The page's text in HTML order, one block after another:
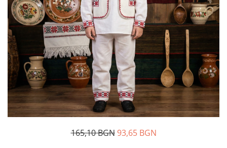
Дамски панталони
Дамски пуловери
Дамски сака
Дамски спортни комплекти
Дамски тениски
Дамски якета
Жилетка
Пояси за момчета
165,10 BGN 93,65 BGN